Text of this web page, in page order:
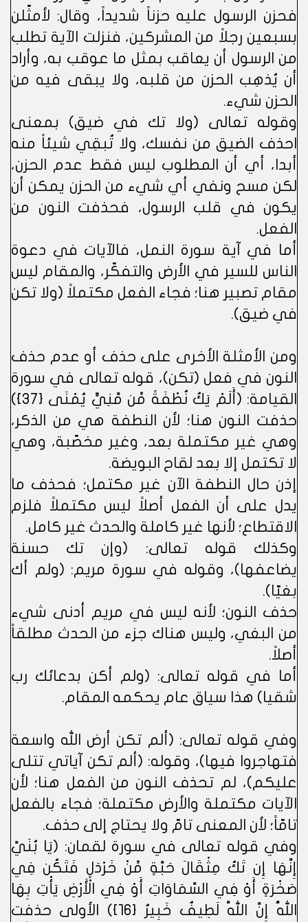
فحزن الرسول عليه حزناً شديداً، وقال: لأمثّلن
بسبعين رجلاً من المشركين، فنزلت الآية تطلب
من الرسول أن يعاقب بمثل ما عوقب به، وأراد
أن يُذهِب الحزن من قلبه، ولا يبقى فيه من
الحزن شيء.
وقوله تعالى (ولا تك في ضيق) بمعنى
احذف الضيق من نفسك، ولا تُبقِي شيئاً منه
أبدا، أي أن المطلوب ليس فقط عدم الحزن،
لكن مسح ونفي أي شيء من الحزن يمكن أن
يكون في قلب الرسول، فحذفت النون من
الفعل.
أما في آية سورة النمل، فالآيات في دعوة
الناس للسير في الأرض والتفكّر، والمقام ليس
مقام تصبير هنا؛ فجاء الفعل مكتملاً (ولا تكن
في ضيق).
ومن الأمثلة الأخرى على حذف أو عدم حذف
النون في فعل (تكن)، قوله تعالى في سورة
القيامة: (أَلَمْ يَكُ نُطْفَةً مِّن مَّنِيٍّ يُمْنَى {37})
حذفت النون هنا؛ لأن النطفة هي من الذكر،
وهي غير مكتملة بعد، وغير مخصّبة، وهي
لا تكتمل إلا بعد لقاح البويضة.
إذن حال النطفة الآن غير مكتمل؛ فحذف ما
يدل على أن الفعل أصلاً ليس مكتملاً فلزم
الاقتطاع؛ لأنها غير كاملة والحدث غير كامل.
وكذلك قوله تعالى: (وإن تك حسنة
يضاعفها)، وقوله في سورة مريم: (ولم أك
بغيّا).
حذف النون؛ لأنه ليس في مريم أدنى شيء
من البغي، وليس هناك جزء من الحدث مطلقاً
أصلاً.
أما في قوله تعالى: (ولم أكن بدعائك رب
شقيا) هذا سياق عام يحكمه المقام.
وفي قوله تعالى: (ألم تكن أرض الله واسعة
فتهاجروا فيها)، وقوله: (ألم تكن آياتي تتلى
عليكم)، لم تحذف النون من الفعل هنا؛ لأن
الآيات مكتملة والأرض مكتملة؛ فجاء بالفعل
تامّاً؛ لأن المعنى تامّ ولا يحتاج إلى حذف.
وفي قوله تعالى في سورة لقمان: (يَا بُنَيَّ
إِنَّهَا إِن تَكُ مِثْقَالَ حَبَّةٍ مِّنْ خَرْدَلٍ فَتَكُن فِي
صَخْرَةٍ أَوْ فِي السَّمَاوَاتِ أَوْ فِي الْأَرْضِ يَأْتِ بِهَا
اللَّهُ إِنَّ اللَّهَ لَطِيفٌ خَبِيرٌ {16}) الأولى حذفت